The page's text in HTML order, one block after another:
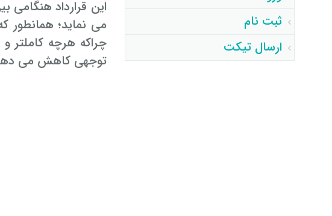
ثبت نام
ارسال تیکت
این قرارداد
می نماید؛ همانطور
چراکه هرچه
توجهی کاهش می